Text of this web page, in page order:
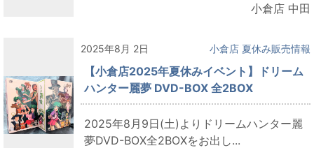
小倉店 中田
2025年8月 2日 小倉店 夏休み販売情報
【小倉店2025年夏休みイベント】ドリーム
ハンター麗夢 DVD-BOX 全2BOX
2025年8月9日(土)よりドリームハンター麗
夢DVD-BOX全2BOXをお出し...